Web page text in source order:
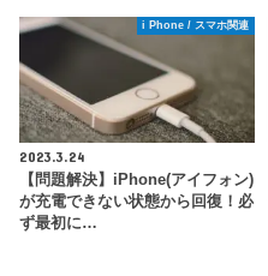
i Phone / スマホ関連
2023.3.24
【問題解決】iPhone(アイフォン)
が充電できない状態から回復！必
ず最初に…